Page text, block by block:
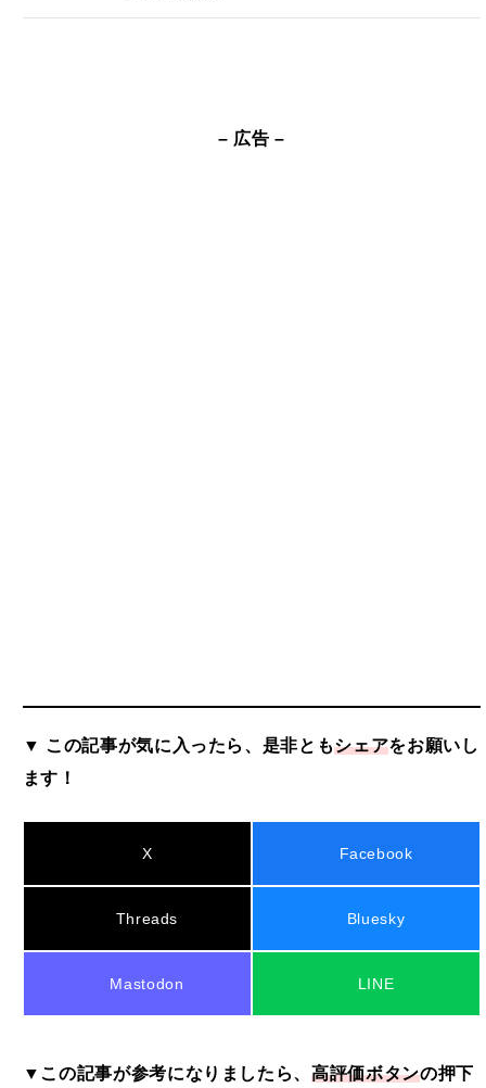
– 広告 –
▼ この記事が気に入ったら、是非ともシェアをお願いし
ます！
X Facebook
Threads Bluesky
Mastodon LINE
▼この記事が参考になりましたら、高評価ボタンの押下